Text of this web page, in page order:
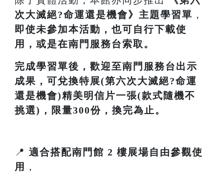
次大滅絕?命運還是機會》主題學習單 ，
即使未參加本活動，也可自行下載使
用，或是在南門服務台索取。
完成學習單後，歡迎至南門服務台出示
成果，可兌換特展(第六次大滅絕?命運
還是機會)精美明信片一張(款式隨機不
挑選)，限量300份，換完為止。
📍 適合搭配南門館 2 樓展場自由參觀使
用
，